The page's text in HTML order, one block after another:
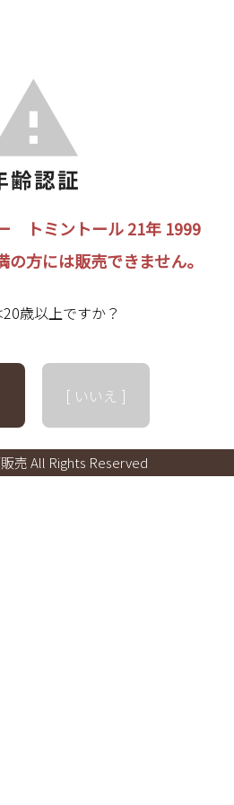
トミントール 21年 1999
方には販売できません。
歳以上ですか？
[ いいえ ]
売 All Rights Reserved